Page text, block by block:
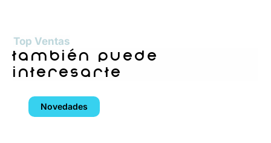
Top Ventas
también puede
interesarte
Novedades